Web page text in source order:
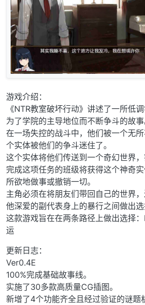
游戏介绍：
《NTR教室破坏行动》讲述了一所低
为了学院的主导地位而不断争斗的故事
在一场失控的战斗中，他们被一个无
个实体被他们的争斗迷住了。
这个实体将他们传送到一个奇幻世界，
完成这项任务的班级将获得这个神奇
所欲地做事或撤销一切。
主角必须在将朋友们带回自己的世界
他深爱的副代表身上的暴行之间做出选
这款游戏旨在在两条路径上做出选择
运
更新日志：
Ver0.4E
100%完成基础故事线。
实施了30多款高质量CG插图。
新增了4个功能齐全且经过验证的谜题